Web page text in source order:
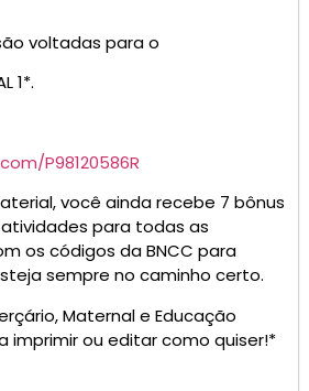
5° ano*
X99182192U?dp=1
MATERNAL
R99000093T?dp=1
Fonológica 2025
C99387844U?ap=fb72
para Alfabetização 2025